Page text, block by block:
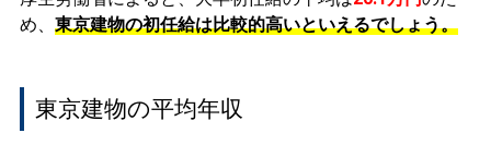
め、 東京建物の初任給は比較的高いといえるでしょう。
東京建物の平均年収